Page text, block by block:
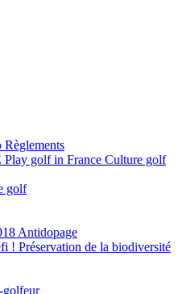
Règlements
Play golf in France Culture golf
golf
Antidopage
! Préservation de la biodiversité
golfeur